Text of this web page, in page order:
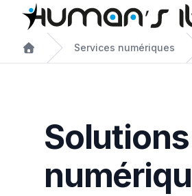
Services numériques